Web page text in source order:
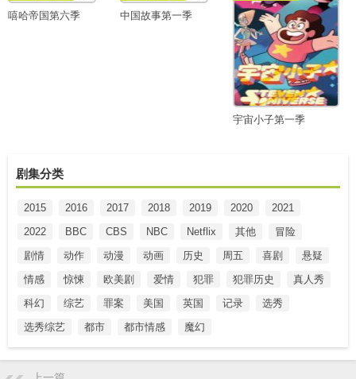
嘻哈帝国第六季
中国故事第一季
宇宙小子第一季
剧集分类
2015 2016 2017 2018 2019 2020
2021
2022
BBC CBS NBC Netflix 其他
冒险
剧情
动作 动漫 动画 历史 周五 喜剧
悬疑
情感
惊悚 欧美剧 爱情 犯罪 犯罪历史
真人秀
科幻
综艺 罪案 美国 英国 记录
选秀
选秀综艺
都市 都市情感 魔幻